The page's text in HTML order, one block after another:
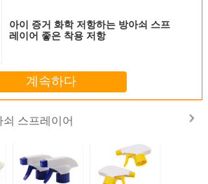
아이 증거 화학 저항하는 방아쇠 스프
레이어 좋은 착용 저항
계속하다
스프레이어